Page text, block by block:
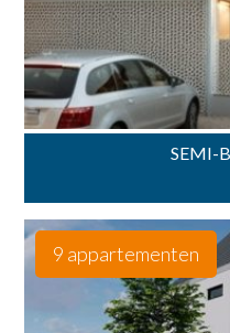
SEMI-
9 appartementen